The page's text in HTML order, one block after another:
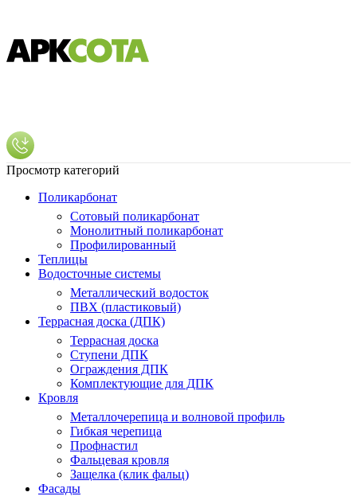
Просмотр категорий
Поликарбонат
Сотовый поликарбонат
Монолитный поликарбонат
Профилированный
Теплицы
Водосточные системы
Металлический водосток
ПВХ (пластиковый)
Террасная доска (ДПК)
Террасная доска
Ступени ДПК
Ограждения ДПК
Комплектующие для ДПК
Кровля
Металлочерепица и волновой профиль
Гибкая черепица
Профнастил
Фальцевая кровля
Защелка (клик фальц)
Фасады